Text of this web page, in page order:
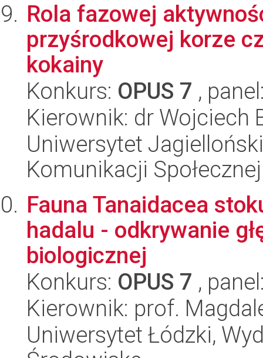
Rola fazowej
przyśrodkowej korze
kokainy
Konkurs: OPUS 7 ,
Kierownik: dr Wojciech
Uniwersytet
Komunikacji Społecznej
Fauna Tanaidacea
hadalu - odkrywanie
biologicznej
Konkurs: OPUS 7 ,
Kierownik: prof.
Uniwersytet Łódzki,